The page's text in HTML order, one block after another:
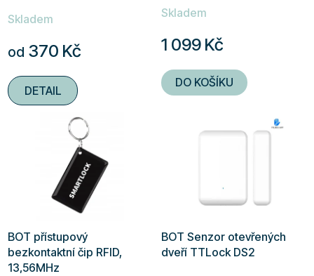
Skladem
od 370 Kč
DETAIL
hodnocení
je
4,9
z
hvězdiček.
Skladem
1 099 Kč
DO KOŠÍKU
BOT přístupový
bezkontaktní čip RFID,
13,56MHz
BOT Senzor otevřených
dveří TTLock DS2